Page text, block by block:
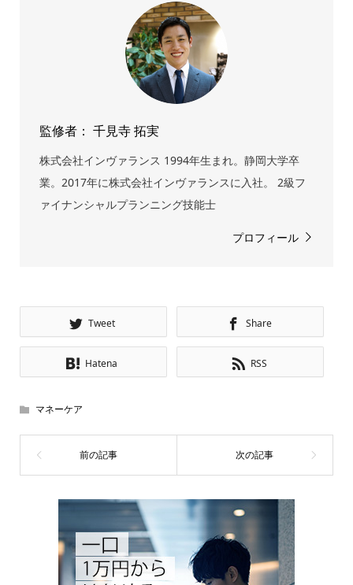
監修者： 千見寺 拓実
株式会社インヴァランス 1994年生まれ。静岡大学卒
業。2017年に株式会社インヴァランスに入社。 2級フ
ァイナンシャルプランニング技能士
プロフィール
Tweet Share
Hatena RSS
マネーケア